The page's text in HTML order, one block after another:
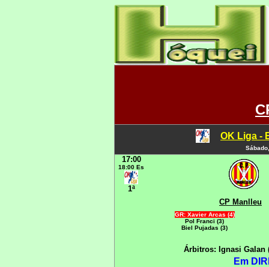
OK Liga -
17:00
18:00 Es
1ª
CP Manlleu
GR: Xavier Arcas (4)
Pol Franci (3)
Biel Pujadas (3)
Árbitros: Ignasi Galan
Em